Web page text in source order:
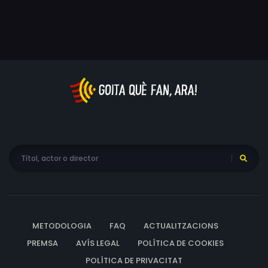
deute amb els seus treballs, les seves llars i els seus
estalvis. Moore ens porta a casa de persones ordinàries
on puguin proporcionar-li informació. El que troba són
METODOLOGIA FAQ
ACTUALITZACIONS
PREMSA
AVÍS LEGAL
POLÍTICA DE COOKIES
POLÍTICA DE PRIVACITAT